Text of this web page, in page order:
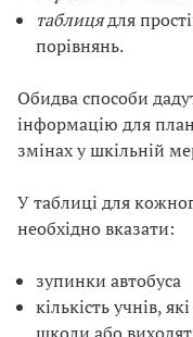
таблицядля
порівнянь.
Обидва способи
інформацію для
змінах у шкільній
У таблиці для
необхідно вказати:
зупинки автобуса
кількість учнів,